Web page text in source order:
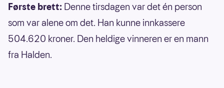
Første brett: Denne tirsdagen var det én person
som var alene om det. Han kunne innkassere
504.620 kroner. Den heldige vinneren er en mann
fra Halden.